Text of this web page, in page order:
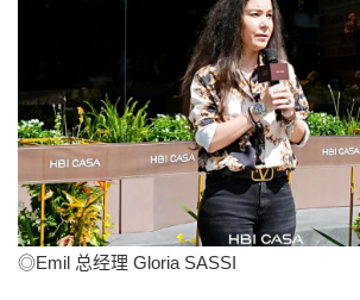
◎Emil 总经理 Gloria SASSI